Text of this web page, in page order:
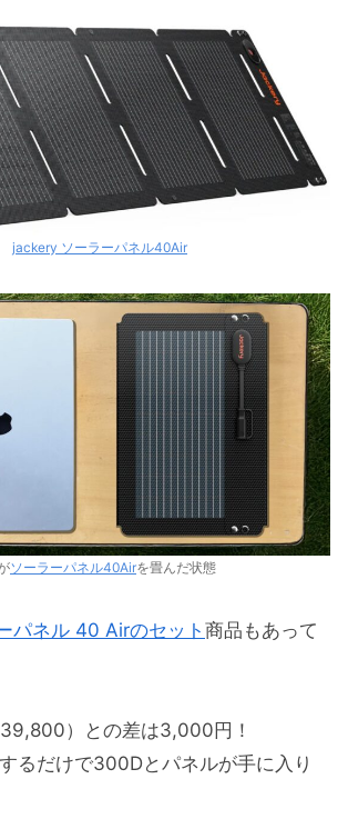
jackery ソーラーパネル40Air
ソーラーパネル40Airを畳んだ状態
パネル 40 Airのセット 商品もあって
）との差は3,000円！
るだけで300Dとパネルが手に入り